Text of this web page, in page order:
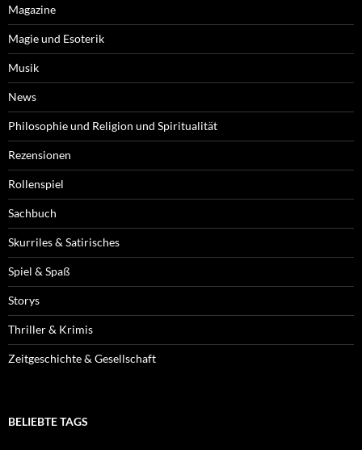
Magazine
Magie und Esoterik
Musik
News
Philosophie und Religion und Spiritualität
Rezensionen
Rollenspiel
Sachbuch
Skurriles & Satirisches
Spiel & Spaß
Storys
Thriller & Krimis
Zeitgeschichte & Gesellschaft
BELIEBTE TAGS